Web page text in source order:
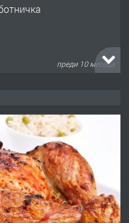
преди 10 месеца
преди 1 година
работници